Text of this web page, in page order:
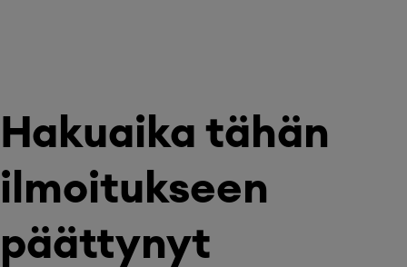
Hakuaika tähän
ilmoitukseen
päättynyt